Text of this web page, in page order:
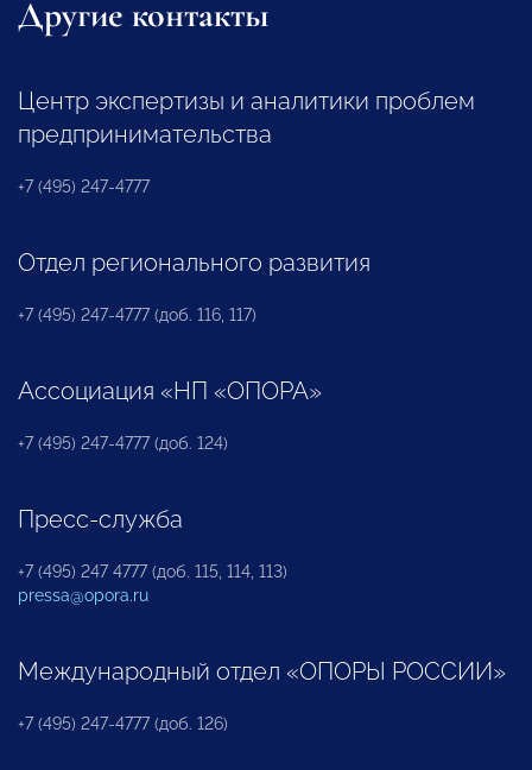
Другие контакты
Центр экспертизы и аналитики проблем
предпринимательства
+7 (495) 247-4777
Отдел регионального развития
+7 (495) 247-4777 (доб. 116, 117)
Ассоциация «НП «ОПОРА»
+7 (495) 247-4777 (доб. 124)
Пресс-служба
+7 (495) 247 4777 (доб. 115, 114, 113)
pressa@opora.ru
Международный отдел «ОПОРЫ РОССИИ»
+7 (495) 247-4777 (доб. 126)